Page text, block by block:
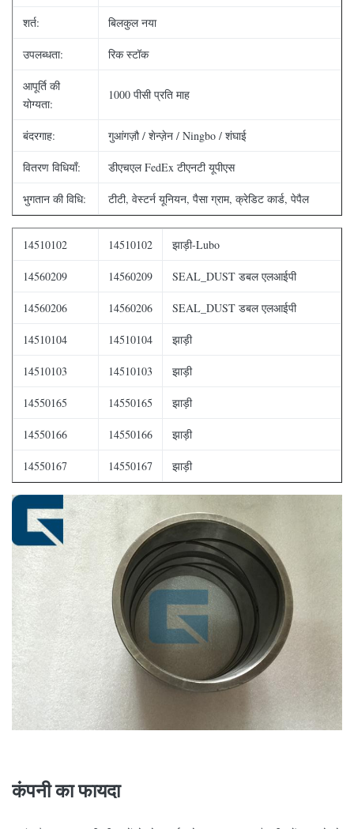
शर्त: बिलकुल नया
उपलब्धता: रिक स्टॉक
आपूर्ति की
योग्यता:
1000 पीसी प्रति माह
बंदरगाह: गुआंगज़ौ / शेन्ज़ेन / Ningbo / शंघाई
वितरण विधियाँ: डीएचएल FedEx टीएनटी यूपीएस
भुगतान की विधि: टीटी, वेस्टर्न यूनियन, पैसा ग्राम, क्रेडिट कार्ड, पेपैल
14510102 14510102 झाड़ी-Lubo
14560209 14560209 SEAL_DUST डबल एलआईपी
14560206 14560206 SEAL_DUST डबल एलआईपी
14510104 14510104 झाड़ी
14510103 14510103 झाड़ी
14550165 14550165 झाड़ी
14550166 14550166 झाड़ी
14550167 14550167 झाड़ी
14560207 14560207 SEAL_DUST डबल एलआईपी
14560206 14560206 SEAL_DUST डबल एलआईपी
14560210 14560210 SEAL_DUST डबल एलआईपी
14517941 14517941 BUSHING_STEEL
14560205 14560205 SEAL_DUST डबल एलआईपी
14517941 14517941 BUSHING_STEEL
14880984 14880984 BUSHING_STEEL
14517942 14517942
कंपनी का फायदा